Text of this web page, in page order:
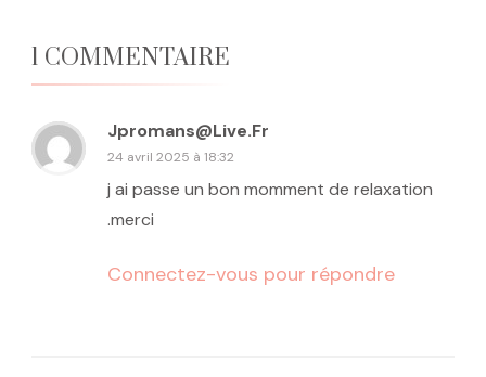
1 COMMENTAIRE
Jpromans@live.fr
24 avril 2025 à 18:32
j ai passe un bon momment de relaxation
.merci
Connectez-vous pour répondre